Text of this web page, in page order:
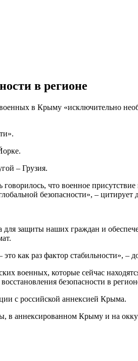
в регионе
в Крыму «исключительно
– Грузия.
что военное
безопасности», – цитирует
для защиты наших граждан и
как раз фактор стабильности», –
военных, которые сейчас
безопасности в
с российской аннексией Крыма.
в аннексированном Крыму и на